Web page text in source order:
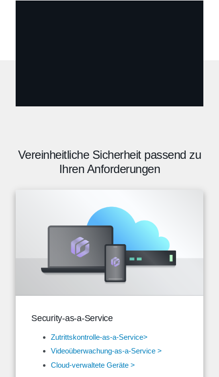
Vereinheitliche Sicherheit passend zu
Ihren Anforderungen
Security-as-a-Service
Zutrittskontrolle-as-a-Service>
Videoüberwachung-as-a-Service >
Cloud-verwaltete Geräte >